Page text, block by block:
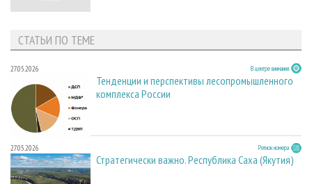
СТАТЬИ ПО ТЕМЕ
27.05.2026 В центре внимания
Тенденции и перспективы лесопромышленного
комплекса России
27.05.2026 Регион номера
Стратегически важно. Республика Саха (Якутия)